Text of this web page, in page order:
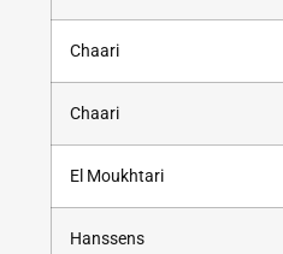
Chaari
Chaari
El Moukhtari
Hanssens